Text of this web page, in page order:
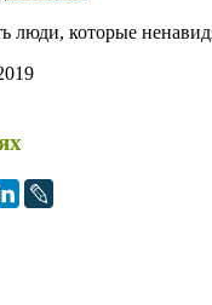
люди, которые